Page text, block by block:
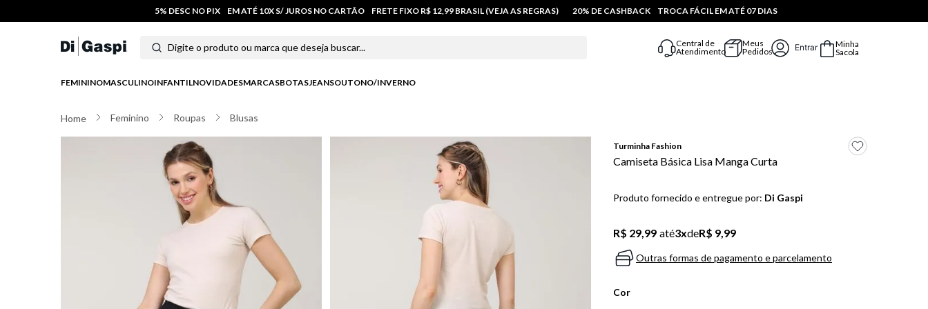
5% DESC NO PIX EM ATÉ 10X S/ JUROS NO CARTÃO FRETE FIXO R$ 12,99 BRASIL (VEJA AS REGRAS) 20% DE CASHBACK TROCA FÁCIL EM ATÉ 07 DIAS
Digite o produto ou marca que deseja buscar...
Central de
Atendimento
Meus
Pedidos
Entrar
Minha
Sacola
FEMININOMASCULINOINFANTILNOVIDADESMARCASBOTASJEANSOUTONO/INVERNO
Feminino Roupas Blusas
Turminha Fashion
Camiseta Básica Lisa Manga Curta
Produto fornecido e entregue por: Di Gaspi
R$ 29,99 até3xdeR$ 9,99
Outras formas de pagamento e parcelamento
Cor
2º tenis
º moletom
tênis masculino
bota
º
jeans